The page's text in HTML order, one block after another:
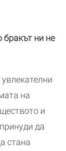
бракът ни не
на
и
да
стана